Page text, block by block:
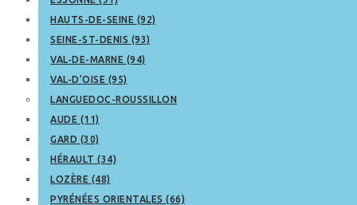
HAUTS-DE-SEINE (92)
SEINE-ST-DENIS (93)
VAL-DE-MARNE (94)
VAL-D’OISE (95)
LANGUEDOC-ROUSSILLON
AUDE (11)
GARD (30)
HÉRAULT (34)
LOZÈRE (48)
PYRÉNÉES ORIENTALES (66)